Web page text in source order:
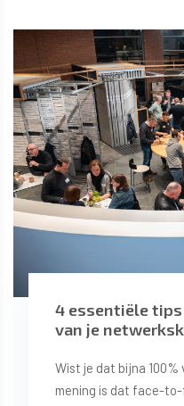
4 essentiële
van je
Wist je dat bijna 100%
mening is dat face-